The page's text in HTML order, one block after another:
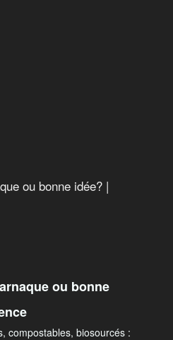
ou bonne idée? |
ou bonne
compostables, biosourcés :